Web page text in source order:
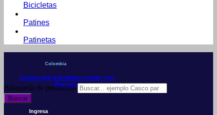
Bicicletas
Patines
Patinetas
Colombia
Conoce por qué debes vender con
Mercleta
Búsqueda de productos
Buscar
Ingresa